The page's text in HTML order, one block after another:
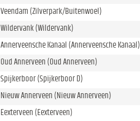
Veendam (Zilverpark/Buitenwoel)
Wildervank (Wildervank)
Annerveensche Kanaal (Annerveensche Kanaal)
Oud Annerveen (Oud Annerveen)
Spijkerboor (Spijkerboor D)
Nieuw Annerveen (Nieuw Annerveen)
Eexterveen (Eexterveen)